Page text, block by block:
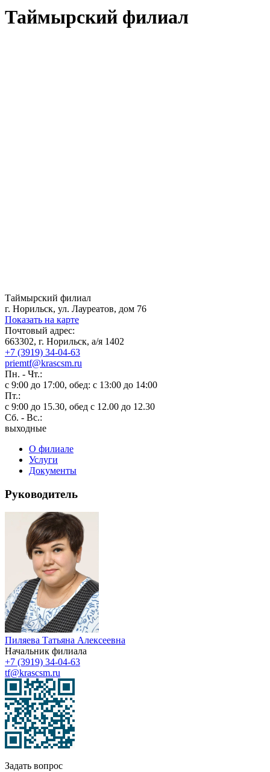
Таймырский филиал
Таймырский филиал
г. Норильск, ул. Лауреатов, дом 76
Показать на карте
Почтовый адрес:
663302, г. Норильск, а/я 1402
+7 (3919) 34-04-63
priemtf@krascsm.ru
Пн. - Чт.:
с 9:00 до 17:00, обед: с 13:00 до 14:00
Пт.:
с 9:00 до 15.30, обед с 12.00 до 12.30
Сб. - Вс.:
выходные
О филиале
Услуги
Документы
Руководитель
Пиляева Татьяна Алексеевна
Начальник филиала
+7 (3919) 34-04-63
tf@krascsm.ru
Задать вопрос